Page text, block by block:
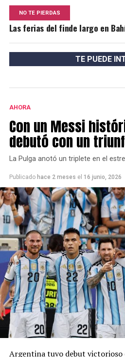
NO TE PIERDAS
Las ferias del finde largo en
TE PUEDE
AHORA
Con un Messi
debutó con un
La Pulga anotó un triplete en el
Publicado hace 2 meses el 16 junio, 2026
Argentina tuvo debut victorioso